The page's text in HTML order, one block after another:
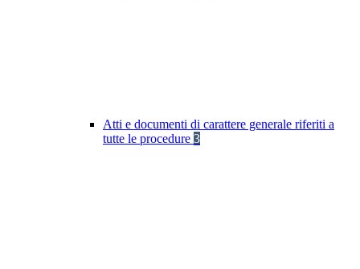
Atti e documenti di carattere generale riferiti a
tutte le procedure 3